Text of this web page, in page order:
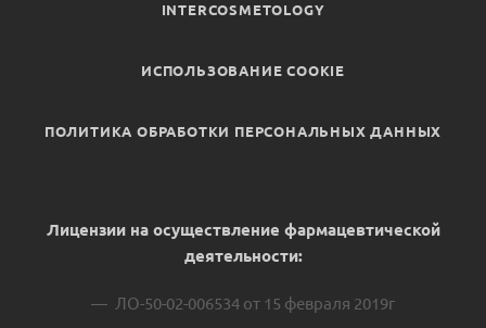
INTERCOSMETOLOGY
ИСПОЛЬЗОВАНИЕ COOKIE
ПОЛИТИКА ОБРАБОТКИ ПЕРСОНАЛЬНЫХ ДАННЫХ
Лицензии на осуществление фармацевтической
деятельности:
ЛО-50-02-006534 от 15 февраля 2019г